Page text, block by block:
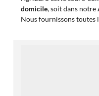
domicile, soit dans notre
Nous fournissons toutes